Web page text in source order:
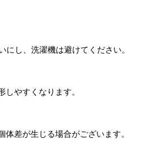
にし、洗濯機は避けてください。
しやすくなります。
体差が生じる場合がございます。